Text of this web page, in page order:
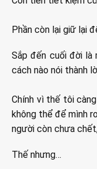
Phần còn lại giữ lại
Sắp đến cuối đời là
cách nào nói thành
Chính vì thế tôi
không thể để mình
người còn chưa
Thế nhưng…